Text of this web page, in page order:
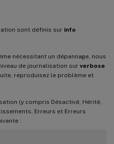
sont définis sur info
nécessitant un dépannage, nous
de journalisation sur verbose
reproduisez le problème et
(y compris Désactivé, Hérité,
Erreurs et Erreurs
: